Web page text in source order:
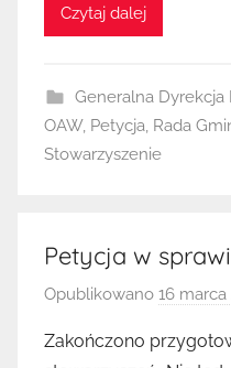
Czytaj dalej
Generalna
OAW, Petycja, Rada
Stowarzyszenie
Petycja w
Opublikowano 16 marca
Zakończono